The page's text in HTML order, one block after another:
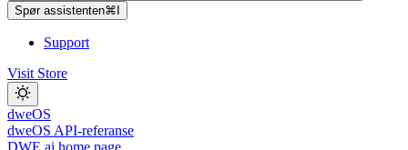
Spør assistenten⌘
Support
Visit Store
dweOS
dweOS API-referanse